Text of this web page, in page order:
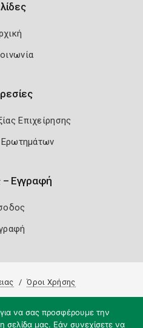
Επιχείρησης
– Εγγραφή
Όροι Χρήσης
να σας προσφέρουμε την
σελίδα μας. Εάν συνεχίσετε να